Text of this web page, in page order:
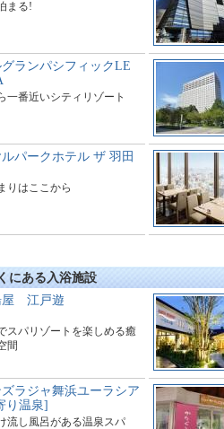
まる!
ランパシフィックLE
一番近いシティリゾート
パークホテル ザ 羽田
りはここから
にある入浴施設
屋 江戸遊
スパリゾートを楽しめる癒
間
ラジャ舞浜ユーラシア
り温泉]
流し風呂がある温泉スパ